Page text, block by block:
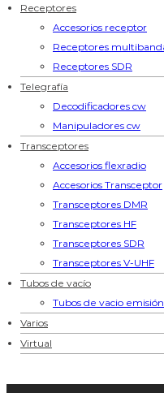
Receptores
Accesorios receptor
Receptores
Receptores SDR
Telegrafía
Decodificadores cw
Manipuladores cw
Transceptores
Accesorios flexradio
Accesorios Transceptor
Transceptores DMR
Transceptores HF
Transceptores SDR
Transceptores V-UHF
Tubos de vacío
Tubos de vacio emisión
Varios
Virtual